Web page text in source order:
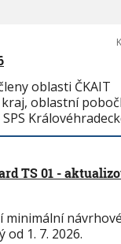
oblasti ČKAIT
oblastní
TS 01 -
minimální
1. 7. 2026.